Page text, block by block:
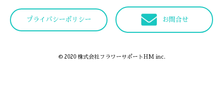
プライバシーポリシー お問合せ
© 2020 株式会社フラワーサポートHM inc.